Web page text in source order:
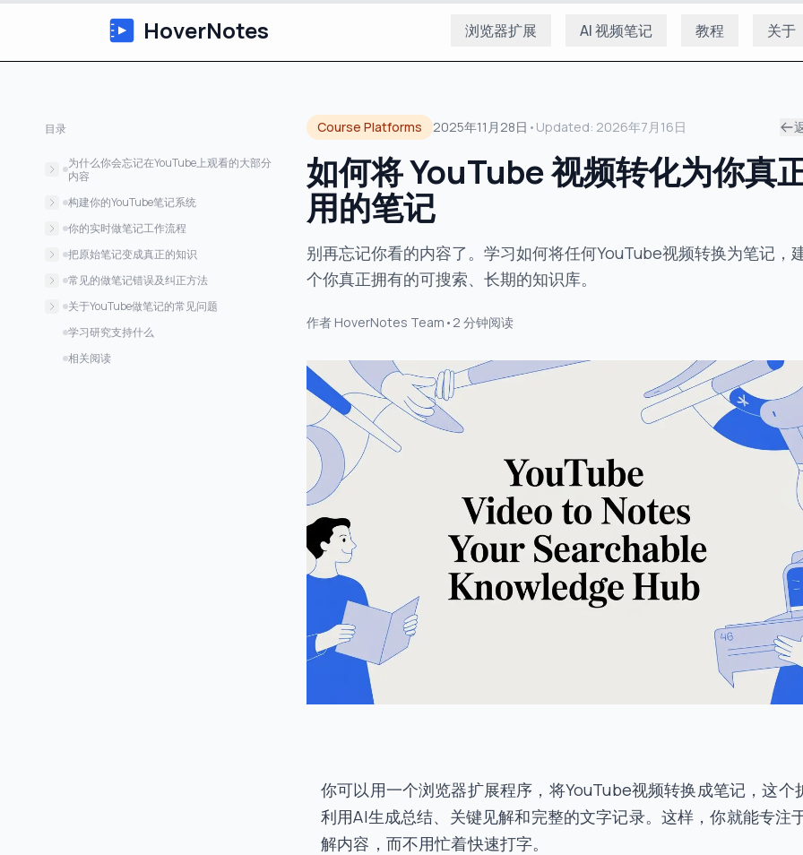
HoverNotes 浏览器扩展 AI 视频笔记 教程 关于
目录
为什么你会忘记在YouTube上观看的大部分
内容
被动看视频学习的问题
AI如何改变做笔记的流程
手动与AI辅助的视频笔记对比
构建你的YouTube笔记系统
你的必备工具包
设置你的系统
你的实时做笔记工作流程
时间戳和截图的威力
从原始转录到关键要点
把原始笔记变成真正的知识
从捕捉到连接
叠加你自己的见解
处理多语言内容
常见的做笔记错误及纠正方法
收集者幻觉
过度依赖AI摘要
关于YouTube做笔记的常见问题
应该用AI工具还是手动做笔记？
应该如何在Obsidian中组织视频笔记？
学习研究支持什么
相关阅读
Course Platforms 2025年11月28日 • Updated: 2026年7月16日
如何将 YouTube 视频转化为你真
用的笔记
别再忘记你看的内容了。学习如何将任何YouTube视频转换为笔记，
个你真正拥有的可搜索、长期的知识库。
作者 HoverNotes Team • 2 分钟阅读
你可以用一个浏览器扩展程序，将YouTube视频转换成笔记，这个
利用AI生成总结、关键见解和完整的文字记录。这样，你就能专注
解内容，而不用忙着快速打字。